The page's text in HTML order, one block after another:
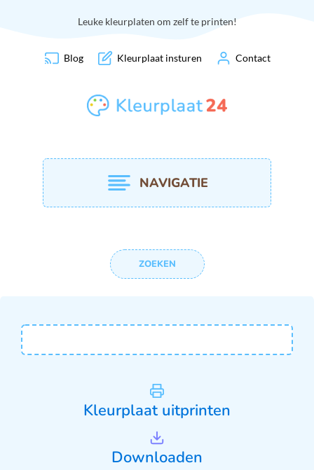
Leuke kleurplaten om zelf te printen!
Blog Kleurplaat insturen Contact
NAVIGATIE
ZOEKEN
Kleurplaat uitprinten
Downloaden